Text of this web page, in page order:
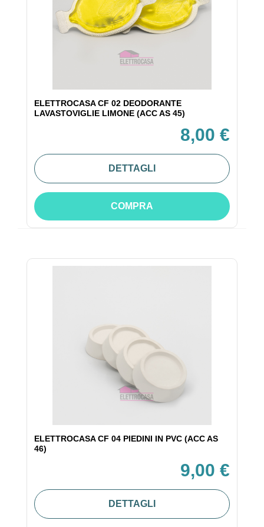
ELETTROCASA CF 02 DEODORANTE
LAVASTOVIGLIE LIMONE (ACC AS 45)
8,00 €
DETTAGLI
COMPRA
ELETTROCASA CF 04 PIEDINI IN PVC (ACC AS
46)
9,00 €
DETTAGLI